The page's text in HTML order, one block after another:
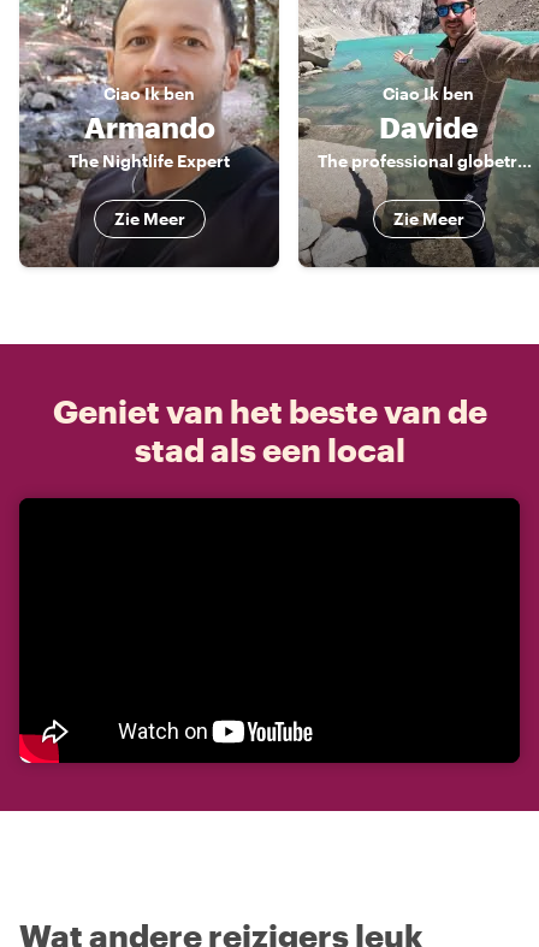
CiaoIk ben
Armando
The Nightlife Expert
Zie Meer
CiaoIk ben
Davide
The professional globetrotter
Zie Meer
Geniet van het beste van de
stad als een local
Wat andere reizigers leuk